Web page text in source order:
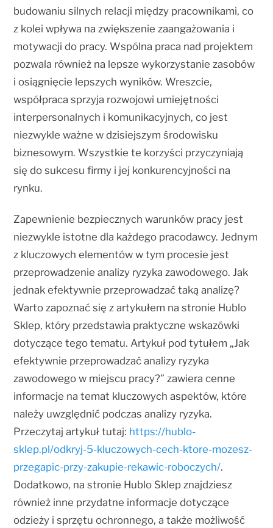
budowaniu silnych relacji między pracownikami, co
z kolei wpływa na zwiększenie zaangażowania i
motywacji do pracy. Wspólna praca nad projektem
pozwala również na lepsze wykorzystanie zasobów
i osiągnięcie lepszych wyników. Wreszcie,
współpraca sprzyja rozwojowi umiejętności
interpersonalnych i komunikacyjnych, co jest
niezwykle ważne w dzisiejszym środowisku
biznesowym. Wszystkie te korzyści przyczyniają
się do sukcesu firmy i jej konkurencyjności na
rynku.
Zapewnienie bezpiecznych warunków pracy jest
niezwykle istotne dla każdego pracodawcy. Jednym
z kluczowych elementów w tym procesie jest
przeprowadzenie analizy ryzyka zawodowego. Jak
jednak efektywnie przeprowadzać taką analizę?
Warto zapoznać się z artykułem na stronie Hublo
Sklep, który przedstawia praktyczne wskazówki
dotyczące tego tematu. Artykuł pod tytułem „Jak
efektywnie przeprowadzać analizy ryzyka
zawodowego w miejscu pracy?” zawiera cenne
informacje na temat kluczowych aspektów, które
należy uwzględnić podczas analizy ryzyka.
Przeczytaj artykuł tutaj: https://hublo-
sklep.pl/odkryj-5-kluczowych-cech-ktore-mozesz-
przegapic-przy-zakupie-rekawic-roboczych/.
Dodatkowo, na stronie Hublo Sklep znajdziesz
również inne przydatne informacje dotyczące
odzieży i sprzętu ochronnego, a także możliwość